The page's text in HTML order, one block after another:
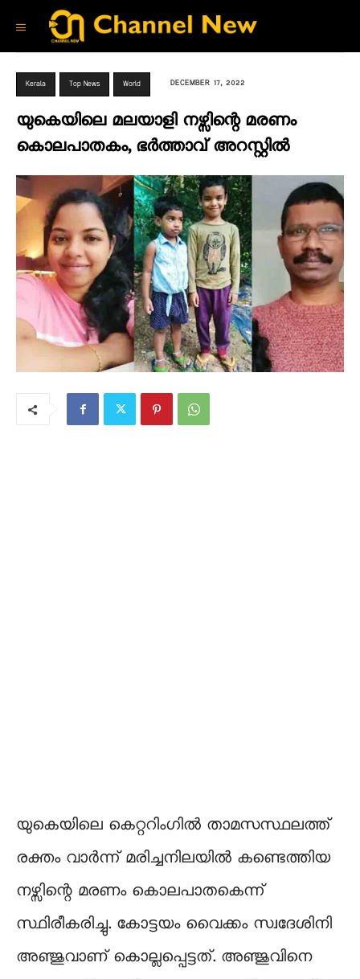
Kerala Top News World DECEMBER 17, 2022
യുകെയിലെ മലയാളി നഴ്സിന്റെ മരണം
കൊലപാതകം, ഭർത്താവ് അറസ്റ്റിൽ
യുകെയിലെ കെറ്ററിംഗിൽ താമസസ്ഥലത്ത്
രക്തം വാർന്ന് മരിച്ചനിലയിൽ കണ്ടെത്തിയ
നഴ്സിന്റെ മരണം കൊലപാതകെന്ന്
സ്ഥിരീകരിച്ചു. കോട്ടയം വൈക്കം സ്വദേശിനി
അഞ്ജുവാണ് കൊല്ലപ്പെട്ടത്. അഞ്ജുവിനെ